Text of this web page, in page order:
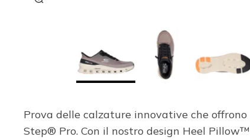
Prova delle calzature innovative che
Step® Pro. Con il nostro design Heel